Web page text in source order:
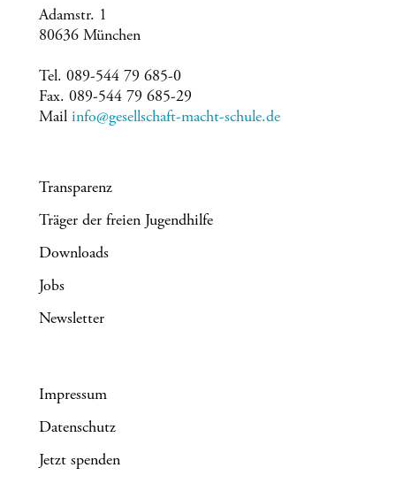
Adamstr. 1
80636 München
Tel. 089-544 79 685-0
Fax. 089-544 79 685-29
Mail info@gesellschaft-macht-schule.de
Transparenz
Träger der freien Jugendhilfe
Downloads
Jobs
Newsletter
Impressum
Datenschutz
Jetzt spenden